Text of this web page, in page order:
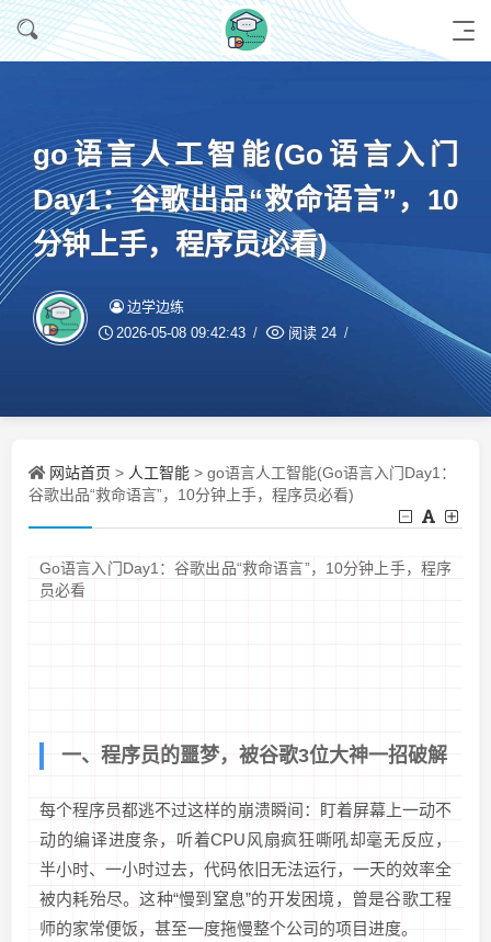
go语言人工智能(Go语言入门
Day1：谷歌出品“救命语言”，10
分钟上手，程序员必看)
边学边练
2026-05-08 09:42:43 阅读 24
网站首页 > 人工智能 > go语言人工智能(Go语言入门Day1：
谷歌出品“救命语言”，10分钟上手，程序员必看)
Go语言入门Day1：谷歌出品“救命语言”，10分钟上手，程序
员必看
一、程序员的噩梦，被谷歌3位大神一招破解
每个程序员都逃不过这样的崩溃瞬间：盯着屏幕上一动不
动的编译进度条，听着CPU风扇疯狂嘶吼却毫无反应，
半小时、一小时过去，代码依旧无法运行，一天的效率全
被内耗殆尽。这种“慢到窒息”的开发困境，曾是谷歌工程
师的家常便饭，甚至一度拖慢整个公司的项目进度。